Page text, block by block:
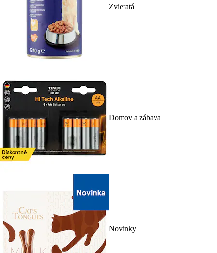
Zvieratá
Domov a zábava
Novinky